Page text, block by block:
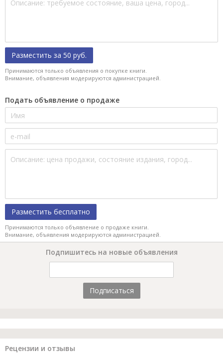
Разместить за 50 руб.
Принимаются только объявления о покупке книги.
Внимание, объявления модерируются администрацией.
Подать объявление о продаже
Разместить бесплатно
Принимаются только объявление о продаже книги.
Внимание, объявления модерируются администрацией.
Подпишитесь на новые объявления
Подписаться
Рецензии и отзывы